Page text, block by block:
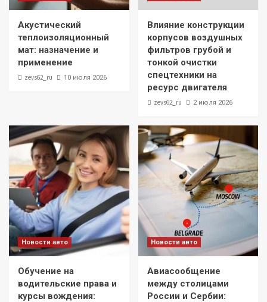
Акустический
теплоизоляционный
мат: назначение и
применение
zevs62_ru 10 июля 2026
Влияние конструкции
корпусов воздушных
фильтров грубой и
тонкой очистки
спецтехники на
ресурс двигателя
zevs62_ru 2 июля 2026
Новости авто
Обучение на
водительские права и
курсы вождения:
Новости авто
Авиасообщение
между столицами
России и Сербии: